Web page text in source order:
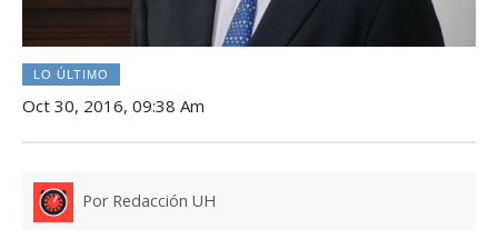
LO ÚLTIMO
Oct 30, 2016, 09:38 Am
Por Redacción UH